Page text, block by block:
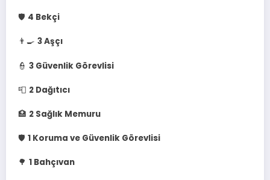
🛡️ 4 Bekçi
👨‍🍳 3 Aşçı
👮 3 Güvenlik Görevlisi
📮 2 Dağıtıcı
🏥 2 Sağlık Memuru
🛡️ 1 Koruma ve Güvenlik Görevlisi
🌳 1 Bahçıvan